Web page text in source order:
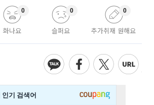
화나요
0
슬퍼요
0
추가취재 원해요
0